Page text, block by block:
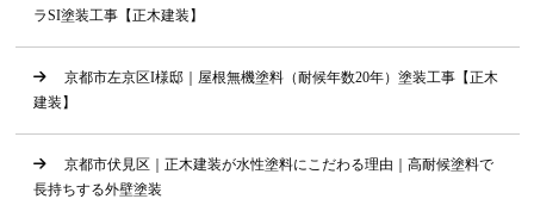
ラSI塗装工事【正木建装】
京都市左京区I様邸｜屋根無機塗料（耐候年数20年）塗装工事【正木
建装】
京都市伏見区｜正木建装が水性塗料にこだわる理由｜高耐候塗料で
長持ちする外壁塗装